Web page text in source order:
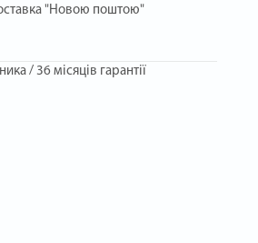
"Новою поштою"
/ 36 місяців гарантії